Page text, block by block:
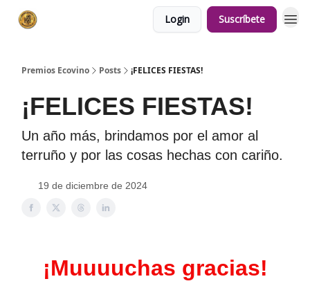
Login Suscríbete
Premios Ecovino Posts ¡FELICES FIESTAS!
¡FELICES FIESTAS!
Un año más, brindamos por el amor al
terruño y por las cosas hechas con cariño.
19 de diciembre de 2024
¡Muuuuchas gracias!